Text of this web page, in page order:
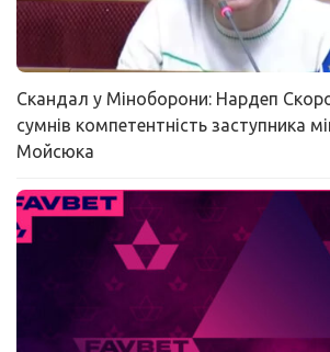
Скандал у Міноборони: Нардеп
сумнів компетентність заступника
Мойсюка